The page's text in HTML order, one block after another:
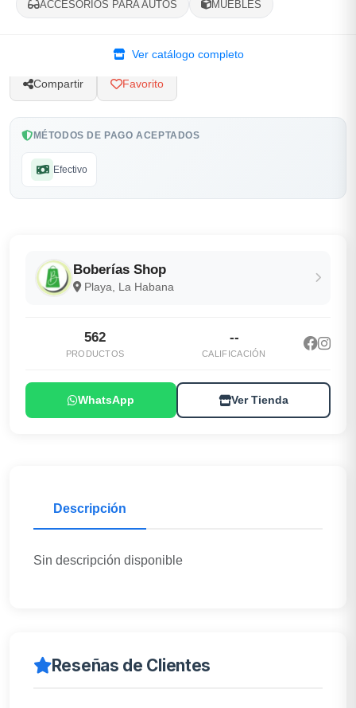
ACCESORIOS PARA AUTOS MUEBLES
Ver catálogo completo
Categorías: Maquillaje
Compartir Favorito
MÉTODOS DE PAGO ACEPTADOS
Efectivo
Boberías Shop
Playa, La Habana
562
PRODUCTOS
--
CALIFICACIÓN
WhatsApp Ver Tienda
Descripción
Sin descripción disponible
Reseñas de Clientes